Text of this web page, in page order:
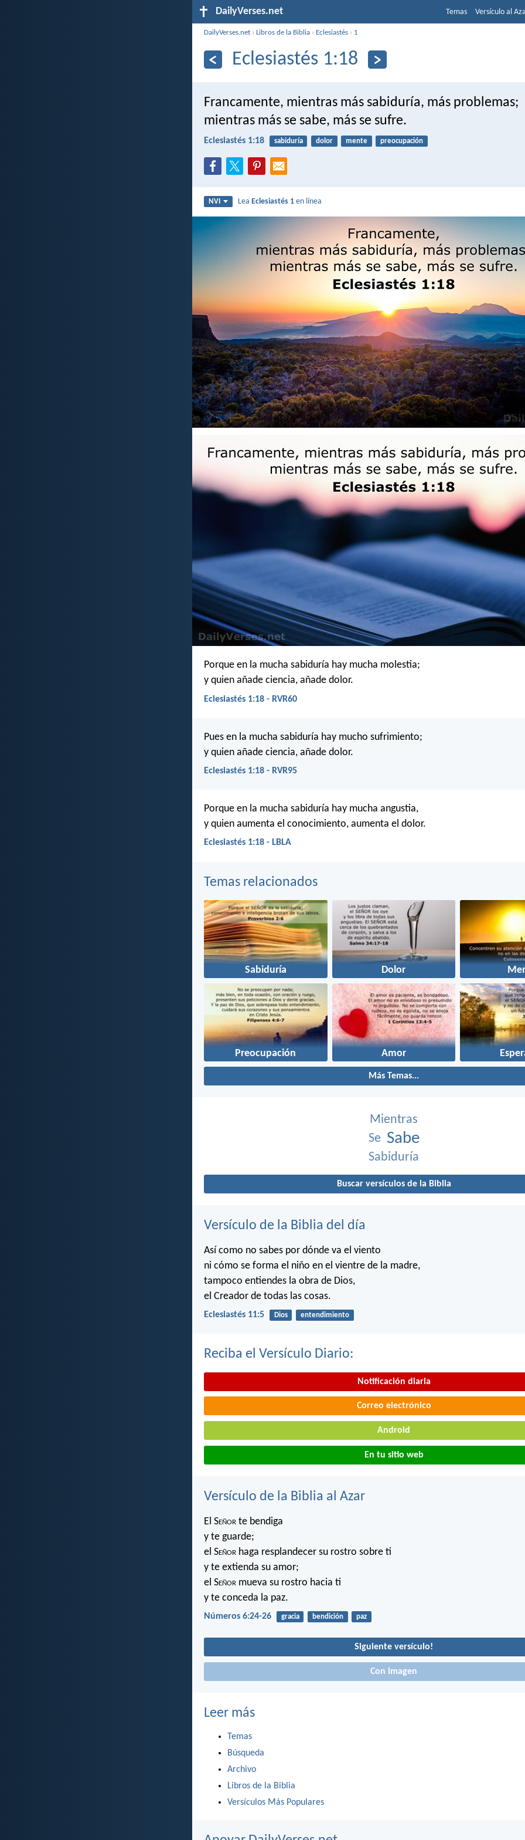
DailyVerses.net Temas Versículo al
DailyVerses.net ›Libros de la Biblia › Eclesiastés › 1
Eclesiastés 1:18
Francamente, mientras más sabiduría, más problemas;
mientras más se sabe, más se sufre.
Eclesiastés 1:18 sabiduría dolor mente preocupación
NVI LeaEclesiastés 1 en línea
Porque en la mucha sabiduría hay mucha molestia;
y quien añade ciencia, añade dolor.
Eclesiastés 1:18 - RVR60
Pues en la mucha sabiduría hay mucho sufrimiento;
y quien añade ciencia, añade dolor.
Eclesiastés 1:18 - RVR95
Porque en la mucha sabiduría hay mucha angustia,
y quien aumenta el conocimiento, aumenta el dolor.
Eclesiastés 1:18 - LBLA
Temas relacionados
Sabiduría Dolor
Preocupación Amor
Más Temas...
Mientras
Se Sabe
Sabiduría
Buscar versículos de la Biblia
Versículo de la Biblia del día
Así como no sabes por dónde va el viento
ni cómo se forma el niño en el vientre de la madre,
tampoco entiendes la obra de Dios,
el Creador de todas las cosas.
Eclesiastés 11:5 Dios entendimiento
Reciba el Versículo Diario:
Notificación diaria
Correo electrónico
Android
En tu sitio web
Versículo de la Biblia al Azar
El Señor te bendiga
y te guarde;
el Señor haga resplandecer su rostro sobre ti
y te extienda su amor;
el Señor mueva su rostro hacia ti
y te conceda la paz.
Números 6:24-26 gracia bendición paz
Siguiente versículo!
Con imagen
Leer más
Temas
Búsqueda
Archivo
Libros de la Biblia
Versículos Más Populares